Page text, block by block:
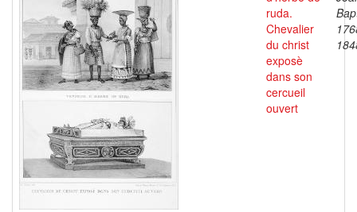
ruda.
Chevalier
du christ
exposè
dans son
cercueil
ouvert